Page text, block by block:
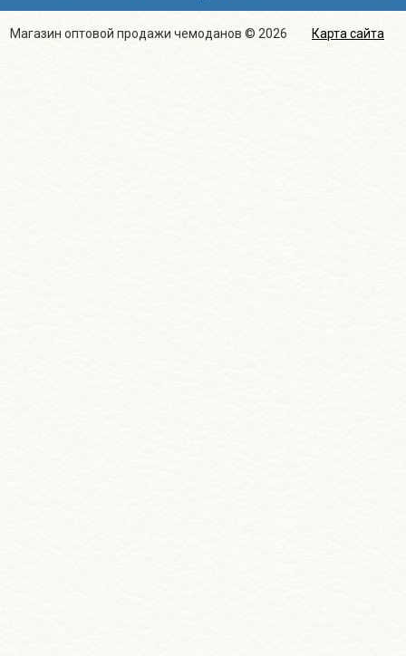
Магазин оптовой продажи чемоданов © 2026 Карта сайта